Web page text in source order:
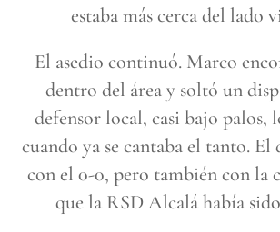
estaba más cerca del lado
El asedio continuó. Marco
dentro del área y soltó un
defensor local, casi bajo palos,
cuando ya se cantaba el tanto. El
con el 0-0, pero también con la
que la RSD Alcalá había